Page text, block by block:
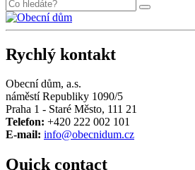
Rychlý kontakt
Obecní dům, a.s.
náměstí Republiky 1090/5
Praha 1 - Staré Město, 111 21
Telefon: +420 222 002 101
E-mail: info@obecnidum.cz
Quick contact